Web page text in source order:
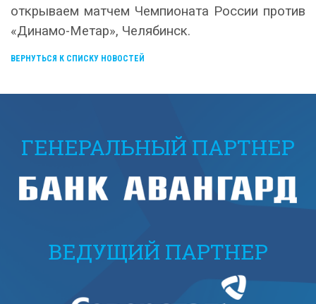
открываем матчем Чемпионата России против
«Динамо-Метар», Челябинск.
ВЕРНУТЬСЯ К СПИСКУ НОВОСТЕЙ
ГЕНЕРАЛЬНЫЙ ПАРТНЕР
ВЕДУЩИЙ ПАРТНЕР